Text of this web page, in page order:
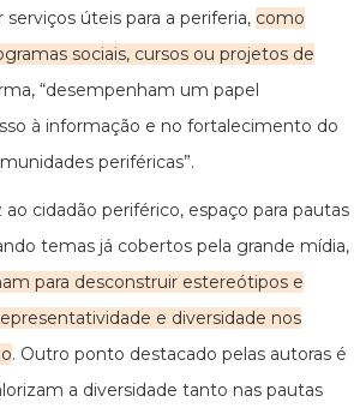
úteis para a periferia, como
sociais, cursos ou projetos de
“desempenham um papel
à informação e no fortalecimento do
periféricas”.
cidadão periférico, espaço para pautas
temas já cobertos pela grande mídia,
para desconstruir estereótipos e
e diversidade nos
. Outro ponto destacado pelas autoras é
a diversidade tanto nas pautas